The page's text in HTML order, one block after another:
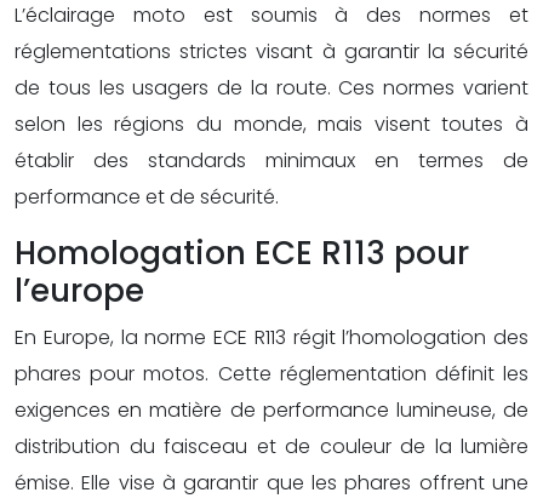
L’éclairage moto est soumis à des normes et
réglementations strictes visant à garantir la sécurité
de tous les usagers de la route. Ces normes varient
selon les régions du monde, mais visent toutes à
établir des standards minimaux en termes de
performance et de sécurité.
Homologation ECE R113 pour
l’europe
En Europe, la norme ECE R113 régit l’homologation des
phares pour motos. Cette réglementation définit les
exigences en matière de performance lumineuse, de
distribution du faisceau et de couleur de la lumière
émise. Elle vise à garantir que les phares offrent une